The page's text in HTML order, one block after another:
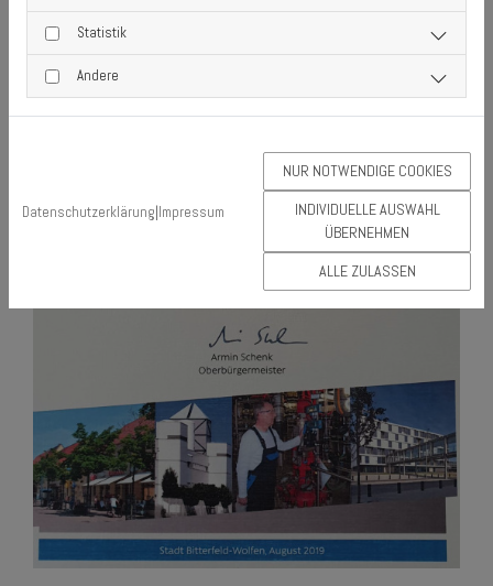
Statistik
Andere
Datenschutzerklärung|Impressum
NUR NOTWENDIGE COOKIES
INDIVIDUELLE AUSWAHL
ÜBERNEHMEN
ALLE ZULASSEN